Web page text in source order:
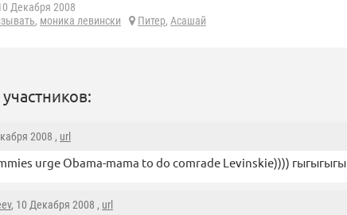
Декабря 2008
, моника левински Питер, Асашай
2008 , url
urge Obama-mama to do comrade Levinskie)))) гыгыгыгы
, 10 Декабря 2008 , url